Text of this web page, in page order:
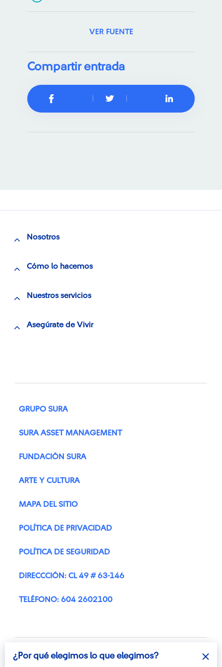
¿Por qué elegimos lo que elegimos?
VER FUENTE
Compartir entrada
Nosotros
Cómo lo hacemos
Nuestros servicios
Asegúrate de Vivir
GRUPO SURA
SURA ASSET MANAGEMENT
FUNDACIÓN SURA
ARTE Y CULTURA
MAPA DEL SITIO
POLÍTICA DE PRIVACIDAD
POLÍTICA DE SEGURIDAD
DIRECCCIÓN: CL 49 # 63-146
TELÉFONO: 604 2602100